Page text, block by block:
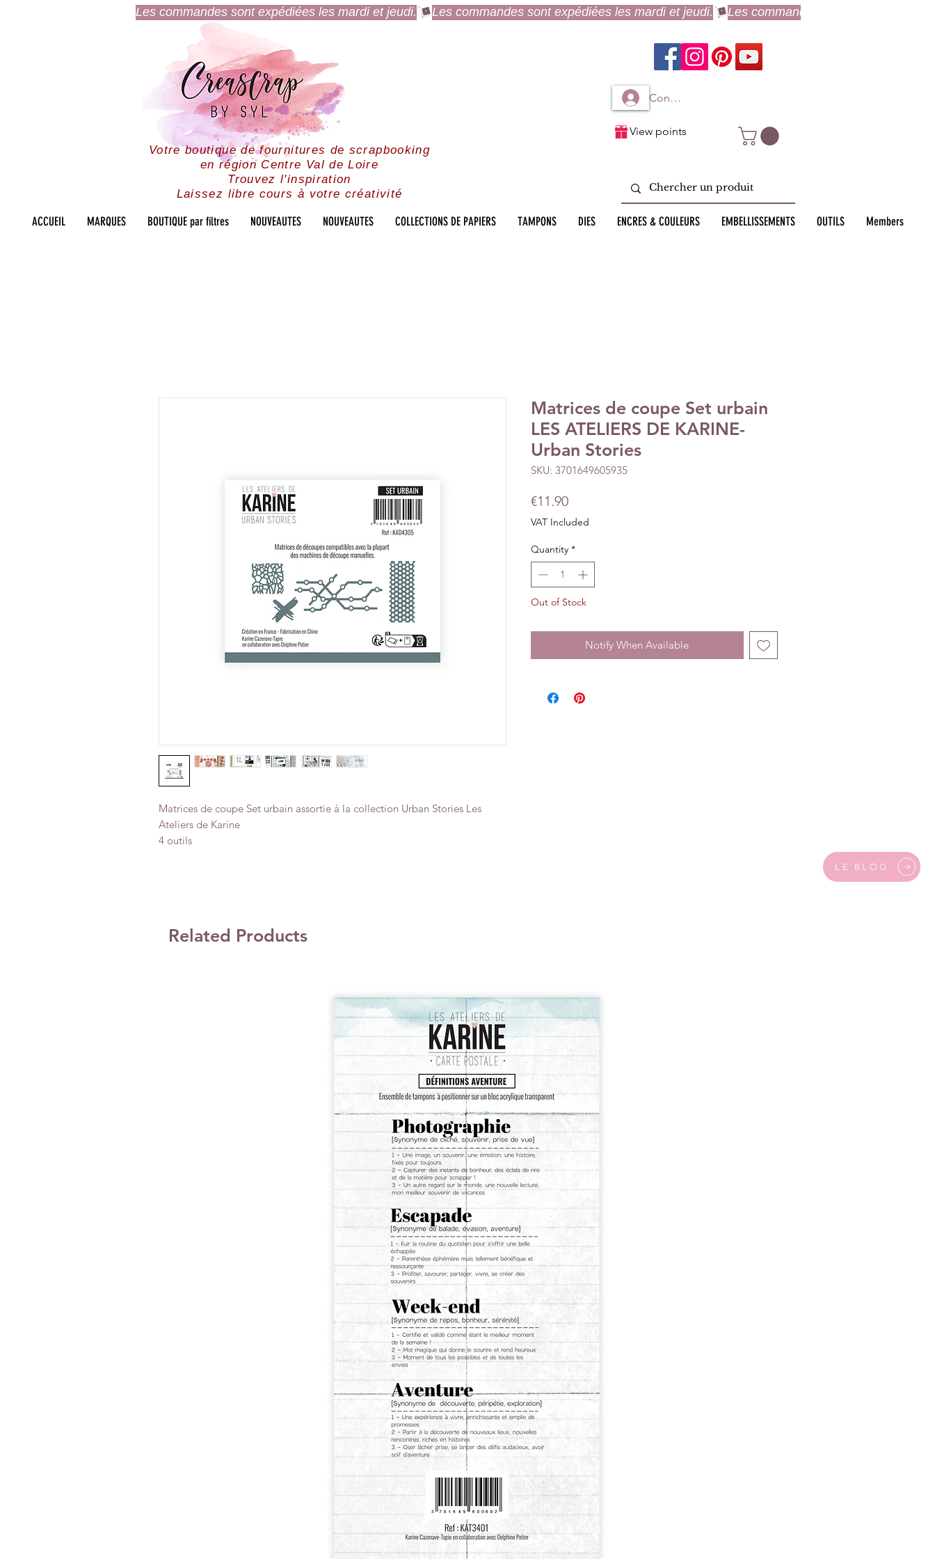
Les commandes sont expédiées les mardi et jeudi.
Votre boutique de fournitures de scrapbooking
en région Centre Val de Loire
Trouvez l'inspiration
Laissez libre cours à votre créativité
Connexion à mon compte
View points
ACCUEIL MARQUES BOUTIQUE par filtres NOUVEAUTES NOUVEAUTES COLLECTIONS DE PAPIERS TAMPONS DIES ENCRES & COULEURS EMBELLISSEMENTS OUTILS Members
LE BLOG
Matrices de coupe Set urbain assortie à la collection Urban Stories Les
Ateliers de Karine
4 outils
Matrices de coupe Set urbain
LES ATELIERS DE KARINE-
Urban Stories
SKU: 3701649605935
€11.90Price
VAT Included
Quantity *
Out of Stock
Notify When Available
Related Products